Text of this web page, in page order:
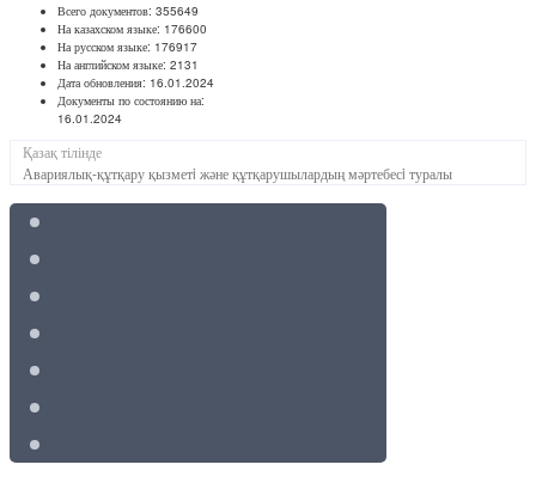
Всего документов: 355649
На казахском языке: 176600
На русском языке: 176917
На английском языке: 2131
Дата обновления: 16.01.2024
Документы по состоянию на:
16.01.2024
Қазақ тілінде
Авариялық-құтқару қызметi және құтқарушылардың мәртебесi туралы